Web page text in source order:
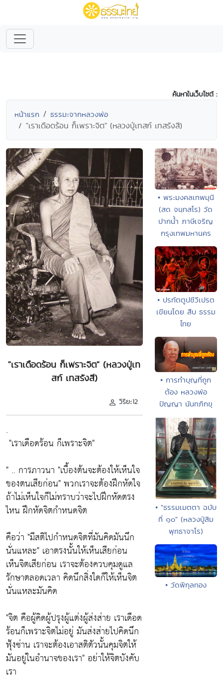
ค้นหาในเว็บไซต์ :
หน้าแรก ธรรมะจากหลวงพ่อ
"เราเดือดร้อน ก็เพราะจิต" (หลวงปู่เทสก์ เทสรังสี)
"เราเดือดร้อน ก็เพราะจิต" (หลวงปู่เท
สก์ เทสรังสี)
วิริยะ12
.
"เราเดือดร้อน ก็เพราะจิต"
" .. การภาวนา "เบื้องต้นจะต้องให้เห็นใจ
ของตนเสียก่อน"พวกเราจะต้องฝึกหัดใจ
ถ้าไม่เห็นใจก็ไม่ทราบว่าจะไปฝึกหัดตรง
ไหน ฝึกหัดจิตกำหนดจิต
คือว่า "มีสติไปกำหนดจิตที่มันคิดมันนึก
นั่นแหละ" เอาตรงนั้นให้เห็นเสียก่อน
เห็นจิตเสียก่อน เราจะต้องควบคุมดูแล
รักษาตลอดเวลา คิดนึกสิ่งใดก็ให้เห็นจิต
นั่นแหละมันคิด
"จิต คือผู้คิดผู้ปรุงผู้แต่งผู้ส่งส่าย เราเดือด
ร้อนก็เพราะจิตไม่อยู่ มันส่งส่ายไปคิดนึก
ฟุ้งซ่าน เราจะต้องเอาสติตัวนั้นคุมจิตให้
มันอยู่ในอำนาจของเรา"อย่าให้จิตบังคับ
เรา
• พระมงคลเทพมุนี
(สด จนฺทสโร) วัด
ปากน้ำ ภาษีเจริญ
กรุงเทพมหานคร
• ปรทัตตูปชีวีเปรต
เขียนโดย สืบ ธรรม
ไทย
• การทำบุญที่ถูก
ต้อง หลวงพ่อ
ปัญญา นันทภิกขุ
• "ธรรมเมตตา ฉบับ
ที่ ๑๐" (หลวงปู่สิม
พุทธาจาโร)
• วัดพิกุลทอง